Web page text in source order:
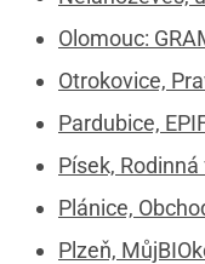
Olomouc:
Otrokovice,
Pardubice,
Písek,
Plánice,
Plzeň,